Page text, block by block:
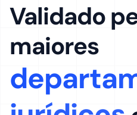
Validado
maiores